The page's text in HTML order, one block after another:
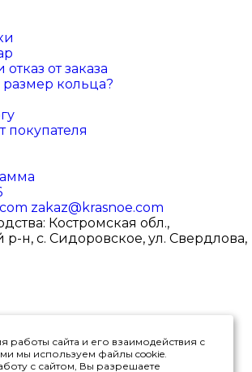
от заказа
кольца?
zakaz@krasnoe.com
Костромская обл.,
р-н, с. Сидоровское, ул. Свердлова,
магазин ювелирных изделий от
работы сайта и его взаимодействия с
мы используем файлы cookie.
с сайтом, Вы разрешаете